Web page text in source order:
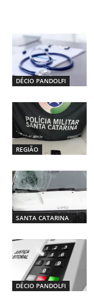
DÉCIO PANDOLFI
REGIÃO
SANTA CATARINA
DÉCIO PANDOLFI